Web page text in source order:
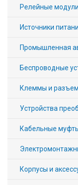
Релейные модули
Источники
Промышленная
Беспроводные
Клеммы и
Устройства
Кабельные
Корпусы и